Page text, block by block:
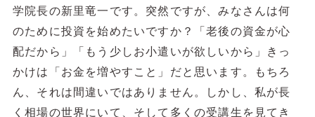
学院長の新里竜一です。突然ですが、みなさんは何
のために投資を始めたいですか？「老後の資金が心
配だから」「もう少しお小遣いが欲しいから」きっ
かけは「お金を増やすこと」だと思います。もちろ
ん、それは間違いではありません。しかし、私が長
く相場の世界にいて、そして多くの受講生を見てき